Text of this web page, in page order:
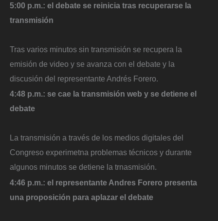
5:00 p.m.: el debate se reinicia tras recuperarse la
transmisión
Tras varios minutos sin transmisión se recupera la
emisión de video y se avanza con el debate y la
discusión del representante Andrés Forero.
4:48 p.m.: se cae la transmisión web y se detiene el
debate
La transmisión a través de los medios digitales del
Congreso experimetna problemas técnicos y durante
algunos minutos se detiene la trnasmisión.
4:46 p.m.: el representante Andres Forero presenta
una proposición para aplazar el debate